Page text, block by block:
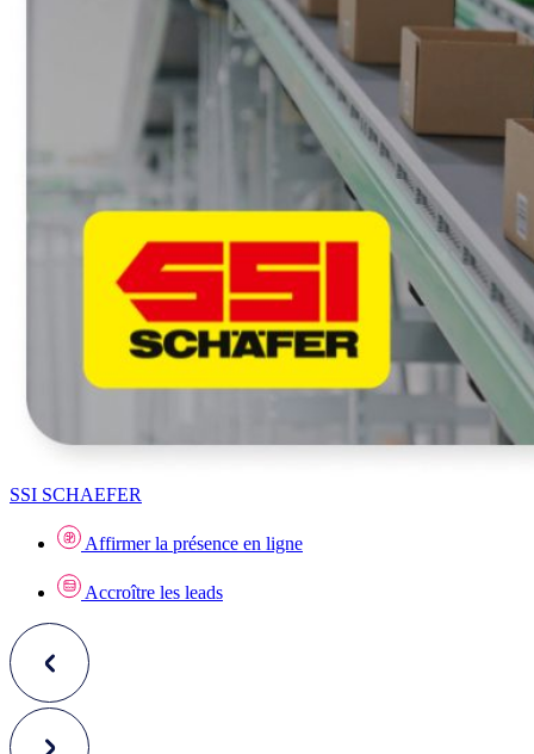
SSI SCHAEFER
Affirmer la présence en ligne
Accroître les leads